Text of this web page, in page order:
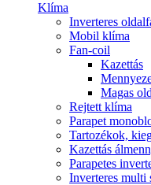
Klíma
Inverteres
Mobil klíma
Fan-coil
Kazettás
Magas
Rejtett klíma
Parapet
Tartozékok,
Kazettás
Parapetes
Inverteres multi